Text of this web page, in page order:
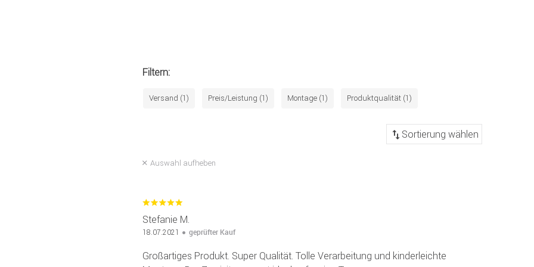
Filtern:
Versand (1) Preis/Leistung (1) Montage (1) Produktqualität (1)
Auswahl aufheben
Stefanie M.
18.07.2021 geprüfter Kauf
Großartiges Produkt. Super Qualität. Tolle Verarbeitung und kinderleichte